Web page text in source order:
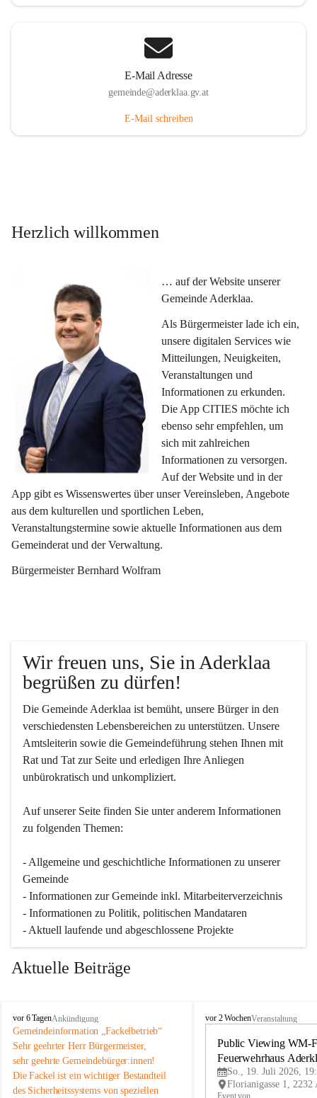
E-Mail Adresse
gemeinde@aderklaa.gv.at
E-Mail schreiben
Herzlich willkommen
… auf der Website unserer
Gemeinde Aderklaa.
Als Bürgermeister lade ich ein,
unsere digitalen Services wie
Mitteilungen, Neuigkeiten,
Veranstaltungen und
Informationen zu erkunden.
Die App CITIES möchte ich
ebenso sehr empfehlen, um
sich mit zahlreichen
Informationen zu versorgen.
Auf der Website und in der
App gibt es Wissenswertes über unser Vereinsleben, Angebote
aus dem kulturellen und sportlichen Leben,
Veranstaltungstermine sowie aktuelle Informationen aus dem
Gemeinderat und der Verwaltung.
Bürgermeister Bernhard Wolfram
Wir freuen uns, Sie in Aderklaa
begrüßen zu dürfen!
Die Gemeinde Aderklaa ist bemüht, unsere Bürger in den
verschiedensten Lebensbereichen zu unterstützen. Unsere
Amtsleiterin sowie die Gemeindeführung stehen Ihnen mit
Rat und Tat zur Seite und erledigen Ihre Anliegen
unbürokratisch und unkompliziert.
Auf unserer Seite finden Sie un­ter an­de­rem Informationen
zu folgenden Themen:
- Allgemeine und geschichtliche Informationen zu unserer
Gemeinde
- Informationen zur Gemeinde inkl. Mitarbeiterverzeichnis
- Informationen zu Politik, politischen Mandataren
- Aktuell laufende und abgeschlossene Projekte
Aktuelle Beiträge
A
d
e
r
k
l
a
vor 6 TagenAnkündigung
Gemeindeinformation „Fackelbetrieb“
Sehr geehrter Herr Bürgermeister,
sehr geehrte Gemeindebürger:innen!
Die Fackel ist ein wichtiger Bestandteil
des Sicherheitssystems von speziellen
A
vor 2 WochenVeranstaltung
Public Viewing WM-
Feuerwehrhaus
So., 19. Juli 2026,
Event von